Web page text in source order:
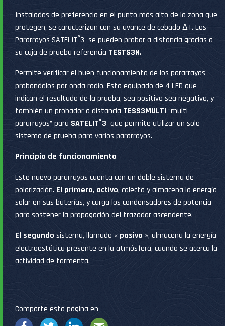
Instalados de preferencia en el punto más alto de la zona que
protegen, se caracterizan con su avance de cebado ΔT. Los
Pararrayos SATELIT®3 se pueden probar a distancia gracias a
su caja de prueba referencia TESTS3N.
Permite verificar el buen funcionamiento de los pararrayos
probandolos por onda radio. Esta equipado de 4 LED que
indican el resultado de la prueba, sea positivo sea negativo, y
también un probador a distancia TESS3MULTI “multi
pararrayos” para SATELIT®3 que permite utilizar un solo
sistema de prueba para varios pararrayos.
Principio de funcionamiento
Este nuevo pararrayos cuenta con un doble sistema de
polarización. El primero, activo, colecta y almacena la energía
solar en sus baterías, y carga los condensadores de potencia
para sostener la propagación del trazador ascendente.
El segundo sistema, llamado « pasivo », almacena la energía
electroestática presente en la atmósfera, cuando se acerca la
actividad de tormenta.
Comparte esta página en